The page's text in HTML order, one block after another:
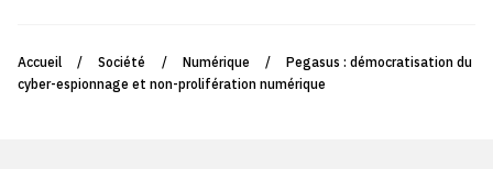
Accueil / Société / Numérique /
Pegasus : démocratisation du
cyber-espionnage et non-prolifération numérique